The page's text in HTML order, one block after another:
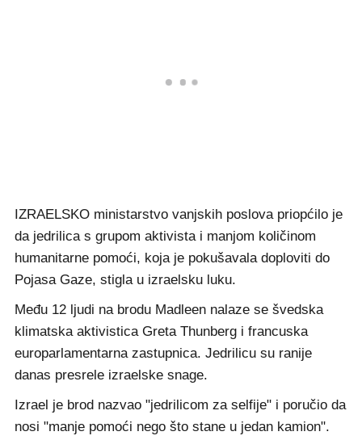
IZRAELSKO ministarstvo vanjskih poslova priopćilo je
da jedrilica s grupom aktivista i manjom količinom
humanitarne pomoći, koja je pokušavala doploviti do
Pojasa Gaze, stigla u izraelsku luku.
Među 12 ljudi na brodu Madleen nalaze se švedska
klimatska aktivistica Greta Thunberg i francuska
europarlamentarna zastupnica. Jedrilicu su ranije
danas presrele izraelske snage.
Izrael je brod nazvao "jedrilicom za selfije" i poručio da
nosi "manje pomoći nego što stane u jedan kamion".